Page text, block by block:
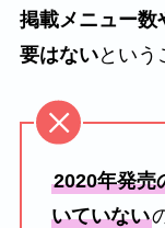
掲載メニュー数
要はないという
2020年発売
いていない